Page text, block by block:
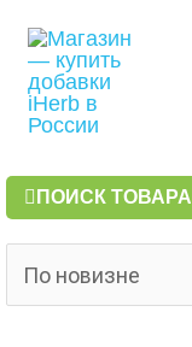
содержимому
ПОИСК ТОВАРА
товаров